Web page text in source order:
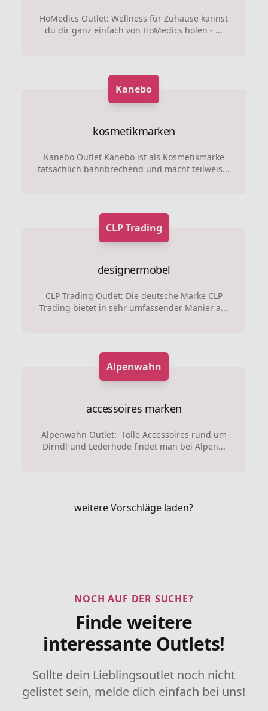
HoMedics Outlet: Wellness für Zuhause kannst
du dir ganz einfach von HoMedics holen - ...
Kanebo
kosmetikmarken
Kanebo Outlet Kanebo ist als Kosmetikmarke
tatsächlich bahnbrechend und macht teilweis...
CLP Trading
designermobel
CLP Trading Outlet: Die deutsche Marke CLP
Trading bietet in sehr umfassender Manier a...
Alpenwahn
accessoires marken
Alpenwahn Outlet: Tolle Accessoires rund um
Dirndl und Lederhode findet man bei Alpen...
weitere Vorschläge laden?
NOCH AUF DER SUCHE?
Finde weitere
interessante Outlets!
Sollte dein Lieblingsoutlet noch nicht
gelistet sein, melde dich einfach bei uns!